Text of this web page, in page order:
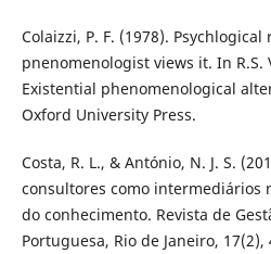
Colaizzi, P. F. (1978).
pnenomenologist views it. In R.S.
Existential phenomenological
Oxford University Press.
Costa, R. L., & António, N. J. S.
consultores como intermediários
do conhecimento. Revista de
Portuguesa, Rio de Janeiro, 17(2),